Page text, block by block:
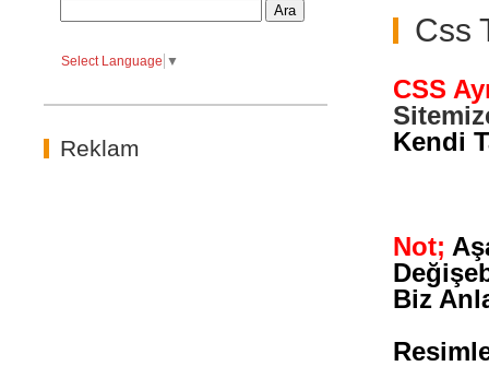
Select Language ▼
Reklam
Css
CSS
Kendi
Not;
Biz